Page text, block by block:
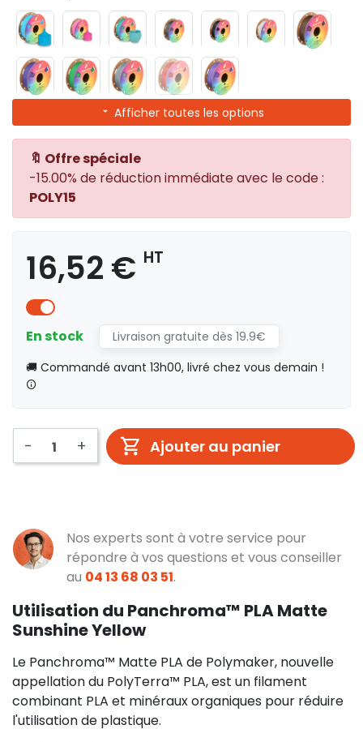
Afficher toutes les options
🔖 Offre spéciale
-15.00% de réduction immédiate avec le code :
POLY15
16,52 € HT
En stock
Livraison gratuite dès 19.9€
🚚 Commandé avant 13h00, livré chez vous demain !
- + Ajouter au panier
Nos experts sont à votre service pour
répondre à vos questions et vous conseiller
au 04 13 68 03 51.
Utilisation du Panchroma™ PLA Matte
Sunshine Yellow
Le Panchroma™ Matte PLA de Polymaker, nouvelle
appellation du PolyTerra™ PLA, est un filament
combinant PLA et minéraux organiques pour réduire
l'utilisation de plastique.